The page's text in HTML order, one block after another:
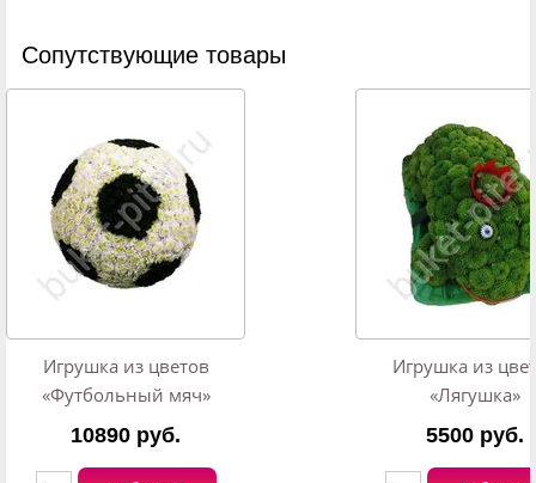
Cопутствующие товары
Игрушка из цветов
«Футбольный мяч»
10890 руб.
Игрушка из
«Лягушка»
5500 руб.